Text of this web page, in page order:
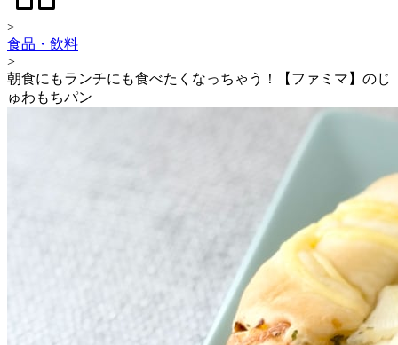
>
食品・飲料
>
朝食にもランチにも食べたくなっちゃう！【ファミマ】のじ
ゅわもちパン